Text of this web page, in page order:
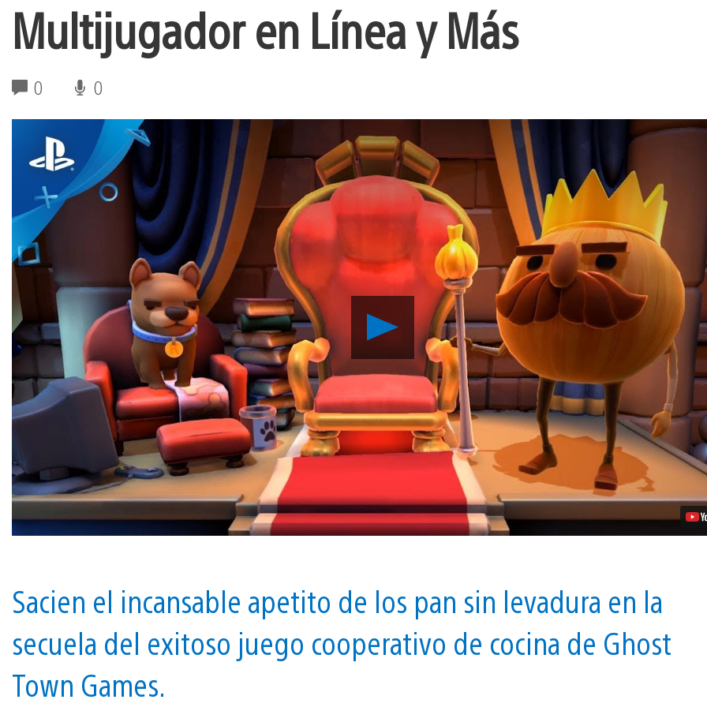
Multijugador en Línea y Más
0 0
Reproducir
Overcooked
se
Lanza
e
Incluirá
Multijugador
en
Línea
Video
Sacien el incansable apetito de los pan sin levadura en la
secuela del exitoso juego cooperativo de cocina de Ghost
Town Games.